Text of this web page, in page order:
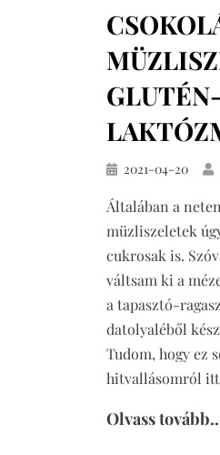
és
Közzétéve
2021-04-20
Általában a
müzliszeletek
cukrosak is.
váltsam ki a
a tapasztó-
datolyaléből
Tudom, hogy ez
hitvallásomról
Olvass